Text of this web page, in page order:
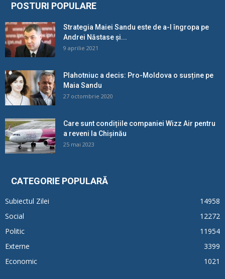
POSTURI POPULARE
Strategia Maiei Sandu este de a-l îngropa pe
Andrei Năstase și...
9 aprilie 2021
Plahotniuc a decis: Pro-Moldova o susține pe
Maia Sandu
27 octombrie 2020
Care sunt condițiile companiei Wizz Air pentru
a reveni la Chișinău
25 mai 2023
CATEGORIE POPULARĂ
Subiectul Zilei
14958
Social
12272
Politic
11954
Externe
3399
Economic
1021